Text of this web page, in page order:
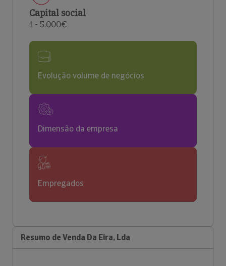
Capital social
1 - 5.000€
Evolução volume de negócios
Dimensão da empresa
Empregados
Resumo de Venda Da Eira, Lda